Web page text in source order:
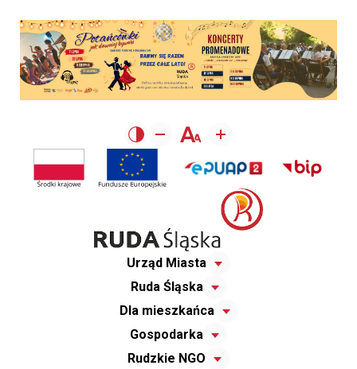
Urząd Miasta
Ruda Śląska
Dla mieszkańca
Gospodarka
Rudzkie NGO